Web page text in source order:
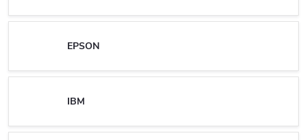
EPSON
IBM